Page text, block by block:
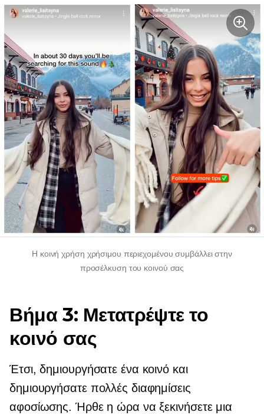
Η κοινή χρήση χρήσιμου περιεχομένου συμβάλλει στην
προσέλκυση του κοινού σας
Βήμα 3: Μετατρέψτε το
κοινό σας
Έτσι, δημιουργήσατε ένα κοινό και
δημιουργήσατε πολλές διαφημίσεις
αφοσίωσης. Ήρθε η ώρα να ξεκινήσετε μια